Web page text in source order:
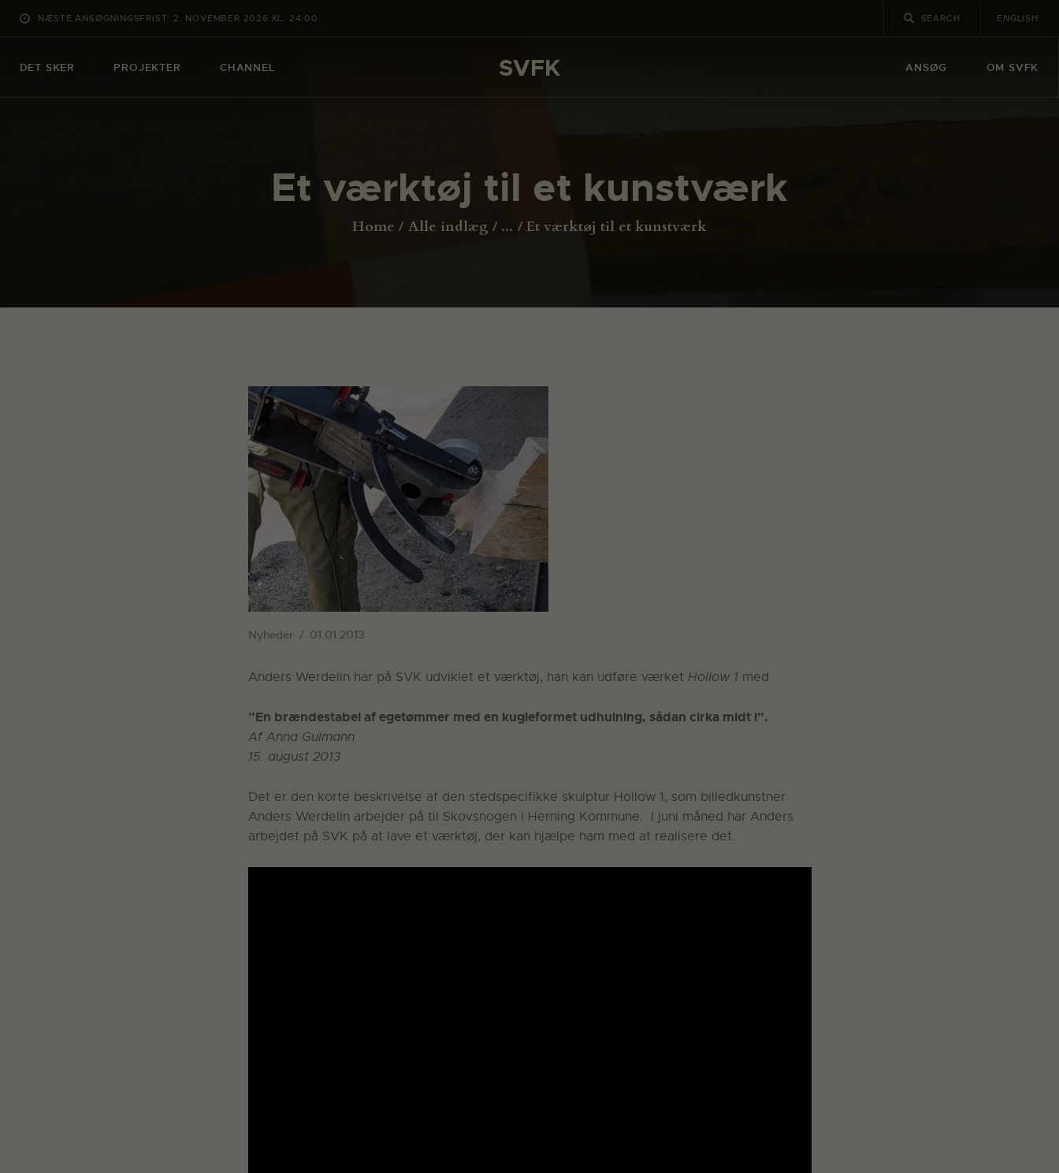
NÆSTE ANSØGNINGSFRIST: 2. NOVEMBER 2026 KL. 24:00 ENGLISH
DET SKER PROJEKTER CHANNEL SVFK ANSØG OM SVFK
Et værktøj til et kunstværk
Home Alle indlæg ... Et værktøj til et kunstværk
SVFK
PROJEKTER
OM SVFK
ENGLISH
Nyheder 01.01.2013
Anders Werdelin har på SVK udviklet et værktøj, han kan udføre værket Hollow 1med
”En brændestabel af egetømmer med en kugleformet udhulning, sådan cirka midt i”.
Af Anna Gulmann
15. august 2013
Det er den korte beskrivelse af den stedspecifikke skulptur Hollow 1, som billedkunstner
Anders Werdelin arbejder på til Skovsnogen i Herning Kommune. I juni måned har Anders
arbejdet på SVK på at lave et værktøj, der kan hjælpe ham med at realisere det.